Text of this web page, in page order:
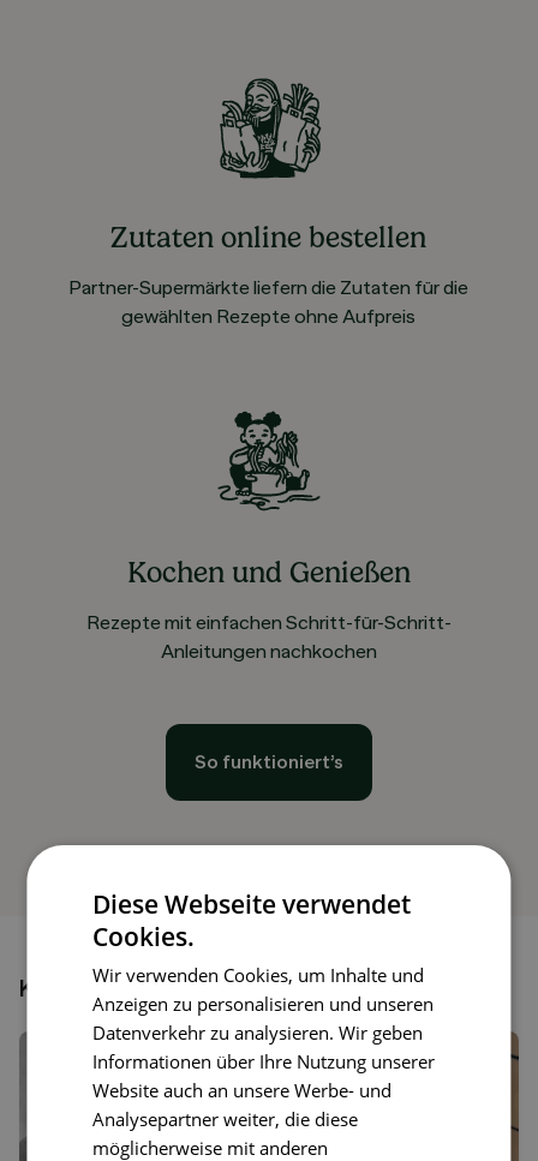
Zutaten online bestellen
Partner-Supermärkte liefern die Zutaten für die
gewählten Rezepte ohne Aufpreis
Kochen und Genießen
Rezepte mit einfachen Schritt-für-Schritt-
Anleitungen nachkochen
So funktioniert’s
Könnte dir auch gefallen
Diese Webseite verwendet
Cookies.
Wir verwenden Cookies, um Inhalte und
Anzeigen zu personalisieren und unseren
Datenverkehr zu analysieren. Wir geben
Informationen über Ihre Nutzung unserer
Website auch an unsere Werbe- und
Analysepartner weiter, die diese
möglicherweise mit anderen